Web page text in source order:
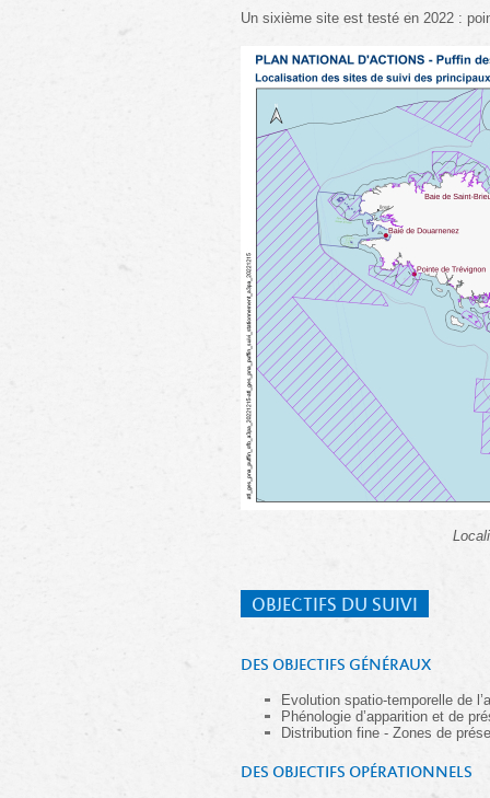
Un sixième site est testé en 2022 :
OBJECTIFS DU SUIVI
DES OBJECTIFS GÉNÉRAUX
Evolution spatio-temporelle de
Phénologie d’apparition et de
Distribution fine - Zones de
DES OBJECTIFS OPÉRATIONNELS